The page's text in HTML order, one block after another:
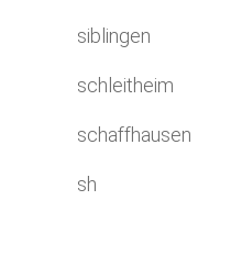
siblingen
schleitheim
schaffhausen
sh